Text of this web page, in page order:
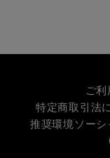
ご
特定商取引法
推奨環境 ソー